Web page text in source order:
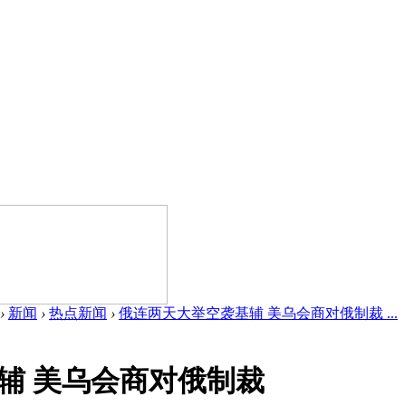
› 新闻 › 热点新闻 › 俄连两天大举空袭基辅 美乌会商对俄制裁 ...
美乌会商对俄制裁